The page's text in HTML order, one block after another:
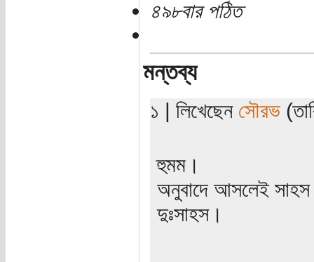
৪৯৮বার পঠিত
মন্তব্য
১ | লিখেছেন সৌরভ
হুমম।
অনুবাদে আসলেই সাহস
দুঃসাহস।